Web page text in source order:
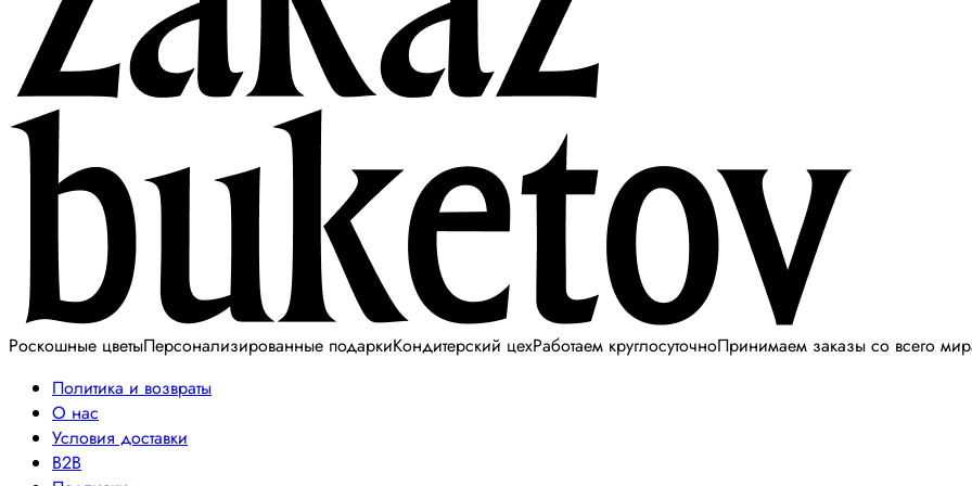
Роскошные цветыПерсонализированные подаркиКондитерский цехРаботаем круглосуточноПринимаем заказы со всего
Политика и возвраты
О нас
Условия доставки
B2B